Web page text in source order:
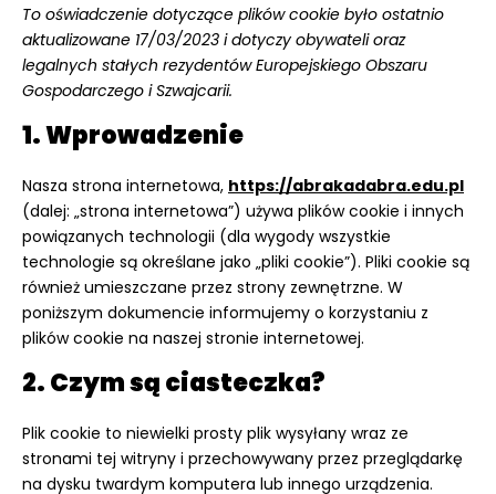
To oświadczenie dotyczące plików cookie było ostatnio
aktualizowane 17/03/2023 i dotyczy obywateli oraz
legalnych stałych rezydentów Europejskiego Obszaru
Gospodarczego i Szwajcarii.
1. Wprowadzenie
Nasza strona internetowa, https://abrakadabra.edu.pl
(dalej: „strona internetowa”) używa plików cookie i innych
powiązanych technologii (dla wygody wszystkie
technologie są określane jako „pliki cookie”). Pliki cookie są
również umieszczane przez strony zewnętrzne. W
poniższym dokumencie informujemy o korzystaniu z
plików cookie na naszej stronie internetowej.
2. Czym są ciasteczka?
Plik cookie to niewielki prosty plik wysyłany wraz ze
stronami tej witryny i przechowywany przez przeglądarkę
na dysku twardym komputera lub innego urządzenia.